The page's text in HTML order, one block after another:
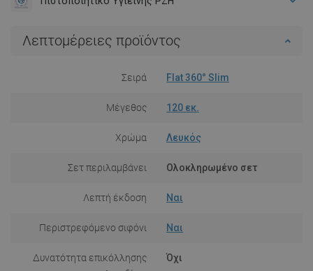
Λεπτομέρειες προϊόντος
Σειρά Flat 360° Slim
Μέγεθος 120 εκ.
Χρώμα Λευκός
Σετ περιλαμβάνει Ολοκληρωμένο σετ
Λεπτή έκδοση Ναι
Περιστρεφόμενο σιφόνι Ναι
Δυνατότητα επικόλλησης
Όχι